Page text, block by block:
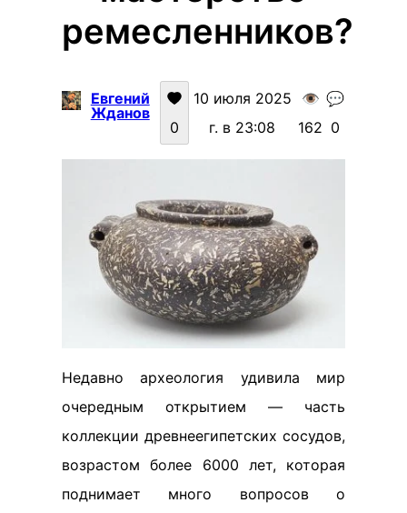
ремесленников?
Евгений
Жданов
0
10 июля 2025
г. в 23:08
👁️
162
💬
0
Недавно археология удивила мир
очередным открытием — часть
коллекции древнеегипетских сосудов,
возрастом более 6000 лет, которая
поднимает много вопросов о